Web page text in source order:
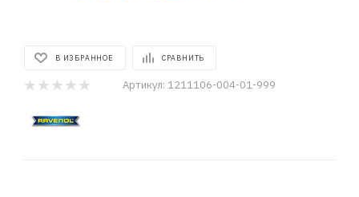
В ИЗБРАННОЕ СРАВНИТЬ
Артикул: 1211106-004-01-999